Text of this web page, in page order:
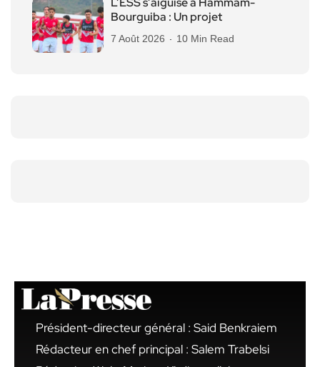
Bourguiba : Un projet
7 Août 2026 10 Min Read
Président-directeur général : Said Benkraiem
Rédacteur en chef principal : Salem Trabelsi